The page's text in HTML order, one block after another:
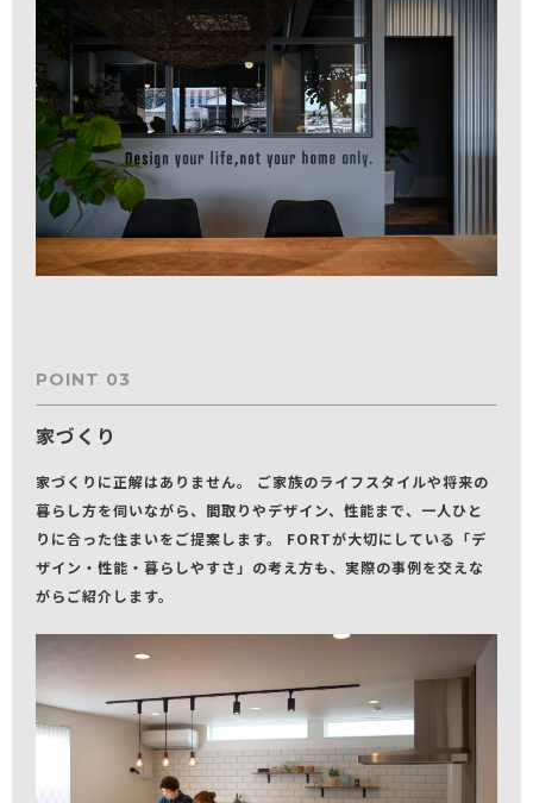
POINT 03
家づくり
家づくりに正解はありません。 ご家族のライフスタイルや将来の
暮らし方を伺いながら、間取りやデザイン、性能まで、一人ひと
りに合った住まいをご提案します。 FORTが大切にしている「デ
ザイン・性能・暮らしやすさ」の考え方も、実際の事例を交えな
がらご紹介します。